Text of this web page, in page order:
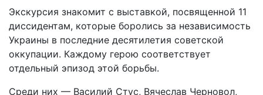
Экскурсия знакомит с выставкой, посвященной 11
диссидентам, которые боролись за независимость
Украины в последние десятилетия советской
оккупации. Каждому герою соответствует
отдельный эпизод этой борьбы.
Среди них — Василий Стус, Вячеслав Черновол,